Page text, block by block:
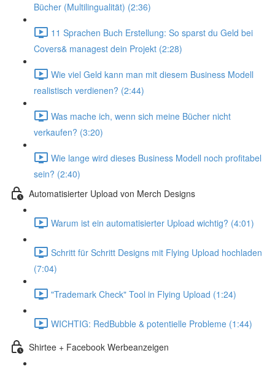
Bücher (Multilingualität) (2:36)
11 Sprachen Buch Erstellung: So sparst du Geld bei
Covers& managest dein Projekt (2:28)
Wie viel Geld kann man mit diesem Business Modell
realistisch verdienen? (2:44)
Was mache ich, wenn sich meine Bücher nicht
verkaufen? (3:20)
Wie lange wird dieses Business Modell noch profitabel
sein? (2:40)
Automatisierter Upload von Merch Designs
Warum ist ein automatisierter Upload wichtig? (4:01)
Schritt für Schritt Designs mit Flying Upload hochladen
(7:04)
"Trademark Check" Tool in Flying Upload (1:24)
WICHTIG: RedBubble & potentielle Probleme (1:44)
Shirtee + Facebook Werbeanzeigen